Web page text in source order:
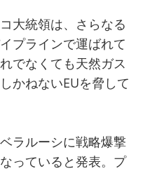
大統領は、さらなる
プラインで運ばれて
でなくても天然ガス
かねないEUを脅して
ラルーシに戦略爆撃
っていると発表。プ